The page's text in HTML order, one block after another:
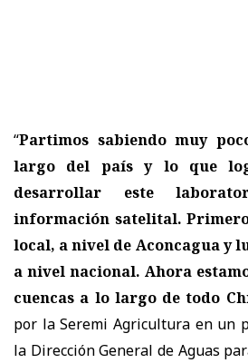
“Partimos sabiendo muy
largo del país y lo que
desarrollar este
información satelital.
local, a nivel de Aconcagua y
a nivel nacional. Ahora
cuencas a lo largo de todo
por la Seremi Agricultura en un
la Dirección General de Aguas